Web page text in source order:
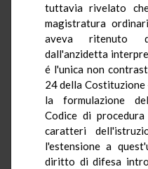
tuttavia rivelato
magistratura
aveva ritenuto
dall'anzidetta
é l'unica non
24 della Costituzione
la formulazione
Codice di
caratteri
l'estensione a
diritto di difesa